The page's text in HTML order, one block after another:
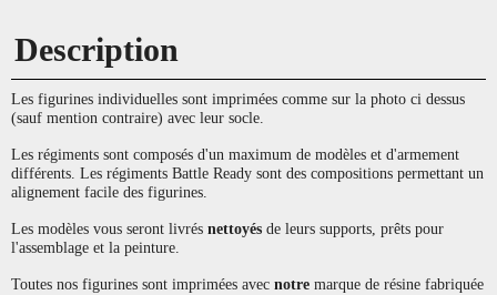
Description
Les figurines individuelles sont imprimées comme sur la photo ci dessus
(sauf mention contraire) avec leur socle.
Les régiments sont composés d'un maximum de modèles et d'armement
différents. Les régiments Battle Ready sont des compositions permettant un
alignement facile des figurines.
Les modèles vous seront livrés nettoyés de leurs supports, prêts pour
l'assemblage et la peinture.
Toutes nos figurines sont imprimées avec notre marque de résine fabriquée